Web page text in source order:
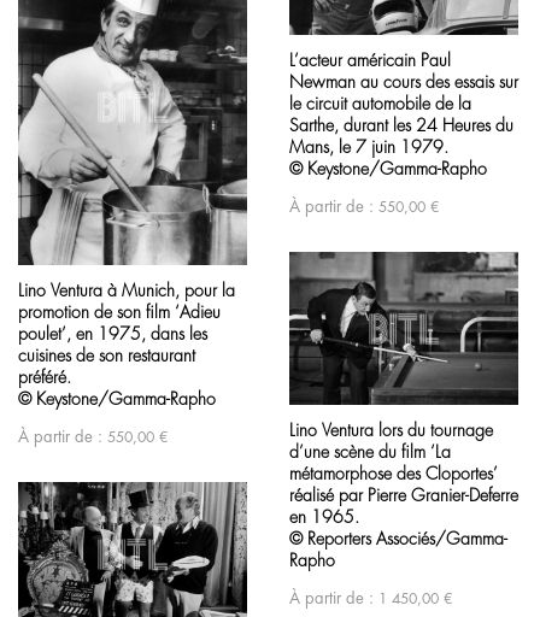
L’acteur américain Paul
Newman au cours des essais sur
le circuit automobile de la
Sarthe, durant les 24 Heures du
Mans, le 7 juin 1979.
© Keystone/Gamma-Rapho
À partir de : 550,00 €
Lino Ventura à Munich, pour la
promotion de son film ‘Adieu
poulet’, en 1975, dans les
cuisines de son restaurant
préféré.
© Keystone/Gamma-Rapho
À partir de : 550,00 €
Lino Ventura lors du tournage
d’une scène du film ‘La
métamorphose des Cloportes’
réalisé par Pierre Granier-Deferre
en 1965.
© Reporters Associés/Gamma-
Rapho
À partir de : 1 450,00 €